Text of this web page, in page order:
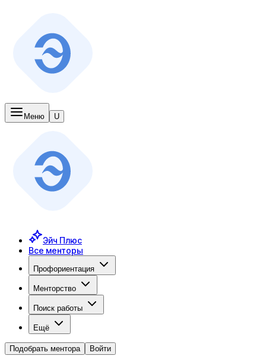
Меню U
Эйч Плюс
Все менторы
Профориентация
Менторство
Поиск работы
Ещё
Подобрать ментора Войти